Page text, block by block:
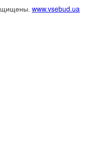
www.vsebud.ua